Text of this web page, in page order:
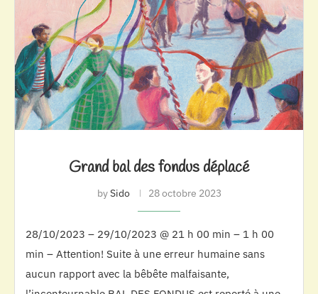
Grand bal des fondus déplacé
bySido 28 octobre 2023
28/10/2023 – 29/10/2023 @ 21 h 00 min – 1 h 00
min – Attention! Suite à une erreur humaine sans
aucun rapport avec la bêbête malfaisante,